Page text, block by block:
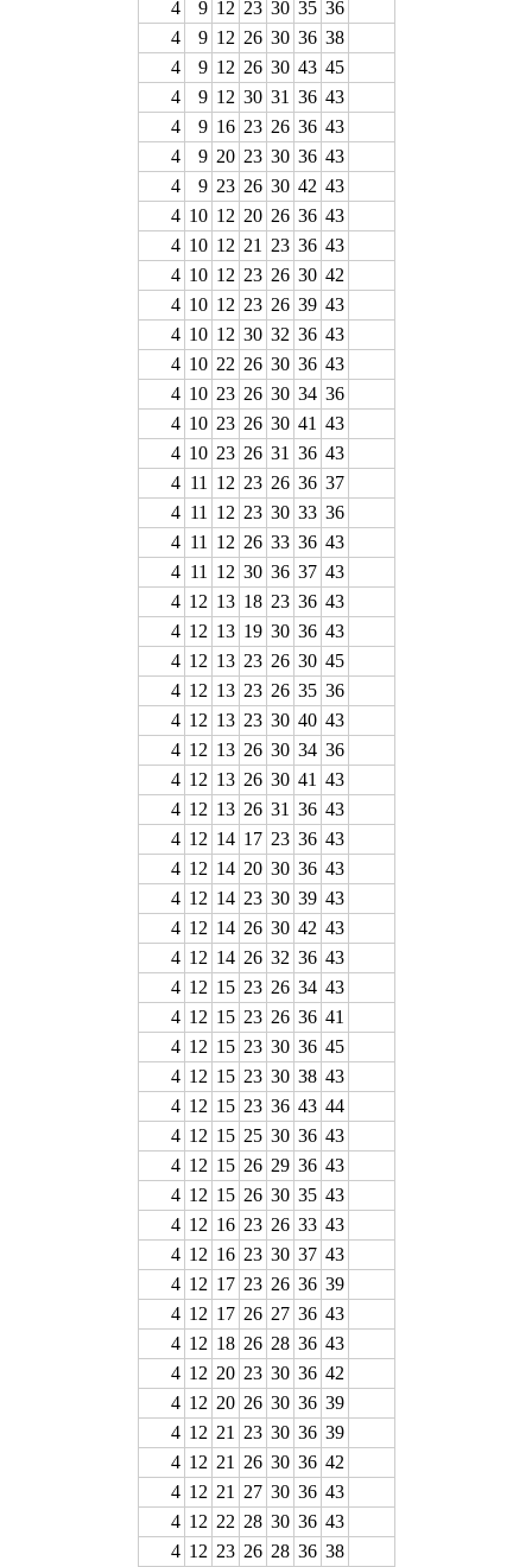
4
9 12 23 30 35 36
4
9 12 26 30 36 38
4
9 12 26 30 43 45
4
9 12 30 31 36 43
4
9 16 23 26 36 43
4
9 20 23 30 36 43
4
9 23 26 30 42 43
4 10 12 20 26 36 43
4 10 12 21 23 36 43
4 10 12 23 26 30 42
4 10 12 23 26 39 43
4 10 12 30 32 36 43
4 10 22 26 30 36 43
4 10 23 26 30 34 36
4 10 23 26 30 41 43
4 10 23 26 31 36 43
4 11 12 23 26 36 37
4 11 12 23 30 33 36
4 11 12 26 33 36 43
4 11 12 30 36 37 43
4 12 13 18 23 36 43
4 12 13 19 30 36 43
4 12 13 23 26 30 45
4 12 13 23 26 35 36
4 12 13 23 30 40 43
4 12 13 26 30 34 36
4 12 13 26 30 41 43
4 12 13 26 31 36 43
4 12 14 17 23 36 43
4 12 14 20 30 36 43
4 12 14 23 30 39 43
4 12 14 26 30 42 43
4 12 14 26 32 36 43
4 12 15 23 26 34 43
4 12 15 23 26 36 41
4 12 15 23 30 36 45
4 12 15 23 30 38 43
4 12 15 23 36 43 44
4 12 15 25 30 36 43
4 12 15 26 29 36 43
4 12 15 26 30 35 43
4 12 16 23 26 33 43
4 12 16 23 30 37 43
4 12 17 23 26 36 39
4 12 17 26 27 36 43
4 12 18 26 28 36 43
4 12 20 23 30 36 42
4 12 20 26 30 36 39
4 12 21 23 30 36 39
4 12 21 26 30 36 42
4 12 21 27 30 36 43
4 12 22 28 30 36 43
4 12 23 26 28 36 38